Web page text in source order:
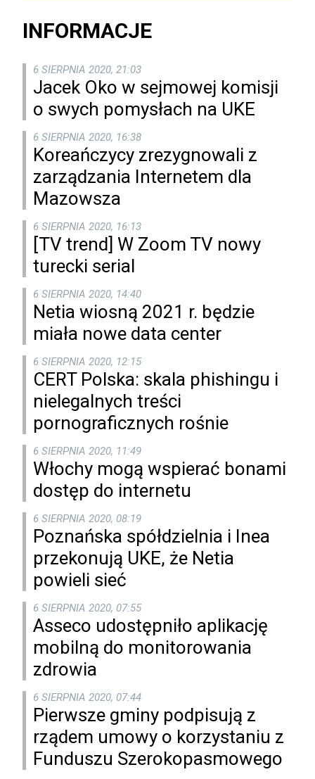
INFORMACJE
6 SIERPNIA 2020, 21:03
Jacek Oko w sejmowej komisji
o swych pomysłach na UKE
6 SIERPNIA 2020, 16:38
Koreańczycy zrezygnowali z
zarządzania Internetem dla
Mazowsza
6 SIERPNIA 2020, 16:13
[TV trend] W Zoom TV nowy
turecki serial
6 SIERPNIA 2020, 14:40
Netia wiosną 2021 r. będzie
miała nowe data center
6 SIERPNIA 2020, 12:15
CERT Polska: skala phishingu i
nielegalnych treści
pornograficznych rośnie
6 SIERPNIA 2020, 11:49
Włochy mogą wspierać bonami
dostęp do internetu
6 SIERPNIA 2020, 08:19
Poznańska spółdzielnia i Inea
przekonują UKE, że Netia
powieli sieć
6 SIERPNIA 2020, 07:55
Asseco udostępniło aplikację
mobilną do monitorowania
zdrowia
6 SIERPNIA 2020, 07:44
Pierwsze gminy podpisują z
rządem umowy o korzystaniu z
Funduszu Szerokopasmowego